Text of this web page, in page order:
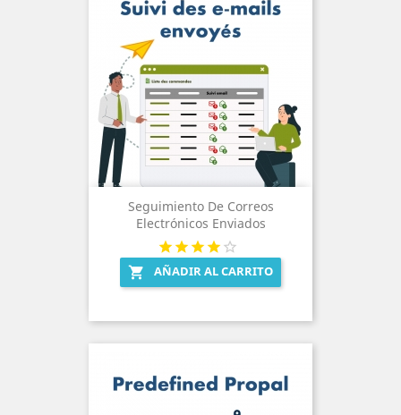
Seguimiento De Correos
Electrónicos Enviados
 AÑADIR AL CARRITO